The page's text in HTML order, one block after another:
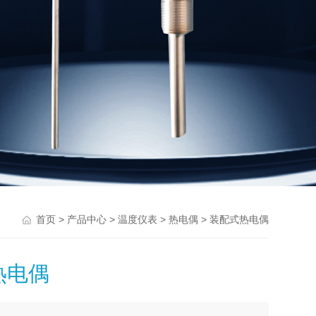
首页> 产品中心> 温度仪表 > 热电偶> 装配式热电偶
电偶